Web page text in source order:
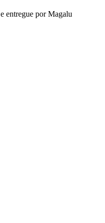
e entregue por Magalu